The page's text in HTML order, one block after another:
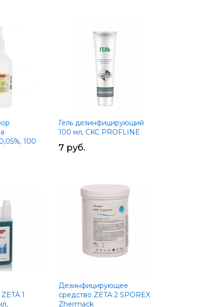
100
Гель дезинфицирующий
100 мл, CKC PROFLINE
7 руб.
1
Дезинфицирующее
средство ZETA 2 SPOREX
Zhermack